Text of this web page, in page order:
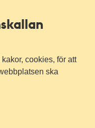
cookies, för att
ska